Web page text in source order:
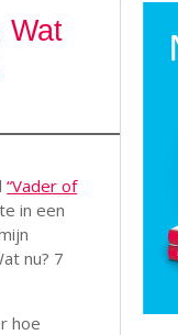
Wat
“Vader of
in een
nu? 7
hoe